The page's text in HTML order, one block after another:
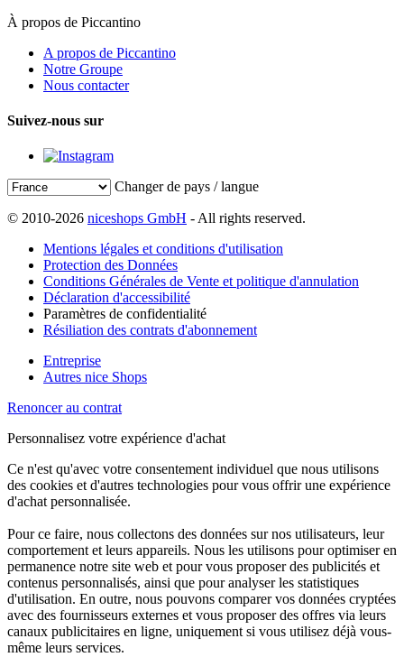
À propos de Piccantino
A propos de Piccantino
Notre Groupe
Nous contacter
Suivez-nous sur
Changer de pays / langue
© 2010-2026 niceshops GmbH - All rights reserved.
Mentions légales et conditions d'utilisation
Protection des Données
Conditions Générales de Vente et politique d'annulation
Déclaration d'accessibilité
Paramètres de confidentialité
Résiliation des contrats d'abonnement
Entreprise
Autres nice Shops
Renoncer au contrat
Personnalisez votre expérience d'achat
Ce n'est qu'avec votre consentement individuel que nous utilisons
des cookies et d'autres technologies pour vous offrir une expérience
d'achat personnalisée.
Pour ce faire, nous collectons des données sur nos utilisateurs, leur
comportement et leurs appareils. Nous les utilisons pour optimiser en
permanence notre site web et pour vous proposer des publicités et
contenus personnalisés, ainsi que pour analyser les statistiques
d'utilisation. En outre, nous pouvons comparer vos données cryptées
avec des fournisseurs externes et vous proposer des offres via leurs
canaux publicitaires en ligne, uniquement si vous utilisez déjà vous-
même leurs services.